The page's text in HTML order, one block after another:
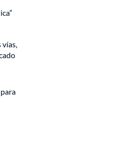
vías,